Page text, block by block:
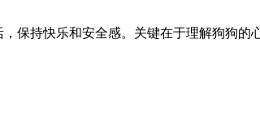
保持快乐和安全感。关键在于理解狗狗的